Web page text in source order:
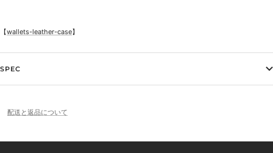
【wallets-leather-case】
SPEC
配送と返品について